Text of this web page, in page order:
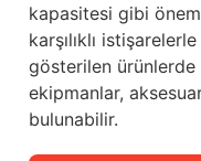
kapasitesi gibi
karşılıklı
gösterilen
ekipmanlar,
bulunabilir.